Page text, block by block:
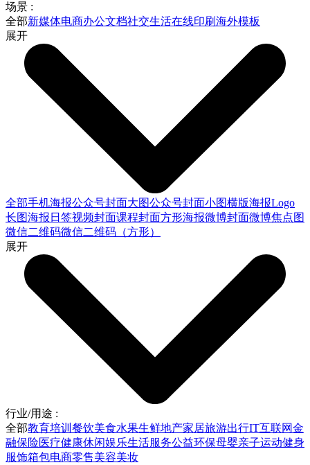
场景 :
全部新媒体电商办公文档社交生活在线印刷海外模板
展开
全部手机海报公众号封面大图公众号封面小图横版海报Logo
长图海报 日签视频封面课程封面方形海报微博封面微博焦点图
微信二维码微信二维码（方形）
展开
行业/用途 :
全部教育培训 餐饮美食水果生鲜地产家居旅游出行IT互联网金
融保险医疗健康休闲娱乐生活服务公益环保母婴亲子运动健身
服饰箱包电商零售美容美妆